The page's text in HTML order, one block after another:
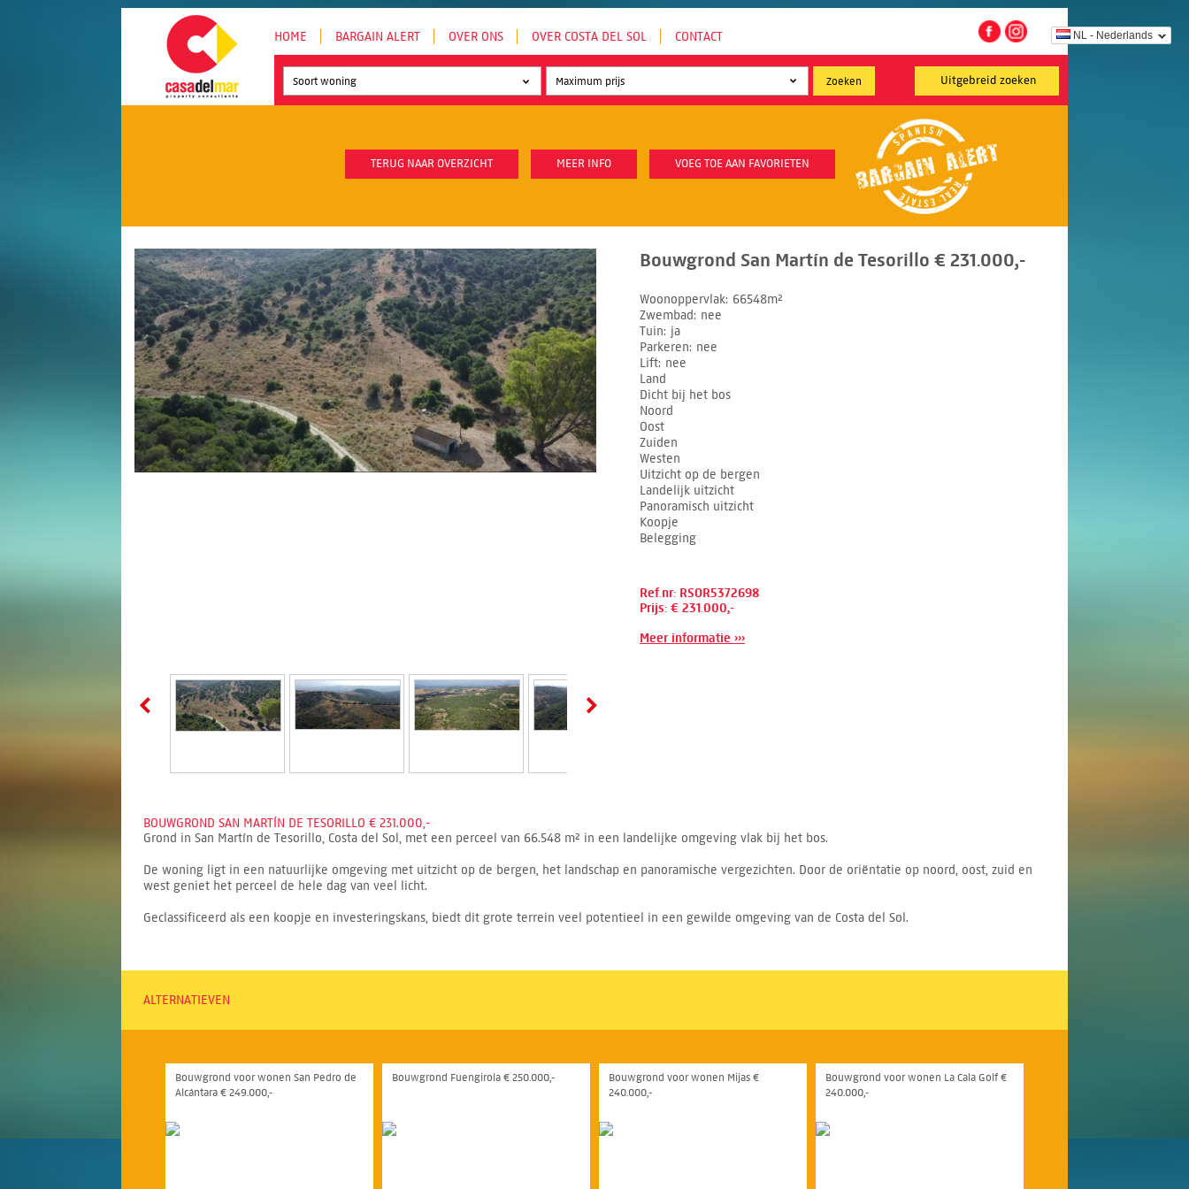
NL - Nederlands
HOME BARGAIN ALERT OVER ONS OVER COSTA DEL SOL CONTACT
Uitgebreid zoeken
Soort woning
TERUG NAAR OVERZICHT MEER INFO VOEG TOE AAN FAVORIETEN
Bouwgrond San Martín de Tesorillo € 231.000,-
Woonoppervlak 66548m²
Zwembad
nee
Tuin ja
Parkeren nee
Lift nee
Land
Dicht bij het bos
Noord
Oost
Zuiden
Westen
Uitzicht op de bergen
Landelijk uitzicht
Panoramisch uitzicht
Koopje
Belegging
Ref.nr: RSOR5372698
Prijs: € 231.000,-
Meer informatie ›››
BOUWGROND SAN MARTÍN DE TESORILLO € 231.000,-
Grond in San Martín de Tesorillo, Costa del Sol, met een perceel van 66.548 m² in een landelijke omgeving vlak bij het bos.
De woning ligt in een natuurlijke omgeving met uitzicht op de bergen, het landschap en panoramische vergezichten. Door de oriëntatie op noord, oost, zuid en
west geniet het perceel de hele dag van veel licht.
Geclassificeerd als een koopje en investeringskans, biedt dit grote terrein veel potentieel in een gewilde omgeving van de Costa del Sol.
ALTERNATIEVEN
Bouwgrond voor wonen San Pedro de
Alcántara € 249.000,-
Bouwgrond Fuengirola € 250.000,-
Bouwgrond voor wonen Mijas €
240.000,-
Bouwgrond voor wonen La Cala Golf €
240.000,-